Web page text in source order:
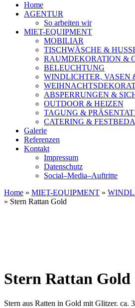
Home
AGENTUR
So arbeiten wir
MIET-EQUIPMENT
MOBILIAR
TISCHWÄSCHE &
RAUMDEKORATION &
BELEUCHTUNG
WINDLICHTER, VASEN
ABSPERRUNGEN &
OUTDOOR & HEIZEN
TAGUNG &
CATERING &
Galerie
Referenzen
Kontakt
Impressum
Datenschutz
Social–Media–Auftritte
Home » MIET-EQUIPMENT »
» Stern Rattan Gold
Stern Rattan Gold
Stern aus Ratten in Gold mit Glitzer. ca.